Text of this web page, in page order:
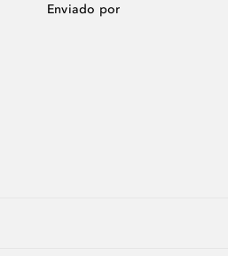
Enviado por